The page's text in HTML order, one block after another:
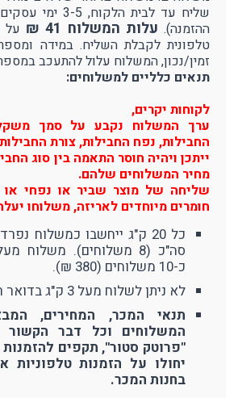
שליח עד לבית
ההזמנה). עלות המשלוח 41 ₪
על
טלפונית לקבלת השליח. במידה
זמין/נכון, המשלוח עלול להתעכב
תנאים כלליים למשלוחים:
לקוחות יקרים,
ערך המשלוח נקבע על סמך
החבילות, נפח החבילות, צורת
ייתכן ויהיה חוסר התאמה בין סוג
מחיר המשלוחים שלהם.
שליחה של מוצר שביר או נפחי או
חומרים מיוחדים לאריזה, משלוחו
כ-10 משלוחים (380 ₪).
לא ניתן לשלוח מעל 3 ק"ג בדואר רשום.
תנאי המכר, המחירים,
המשלוחים וכל דבר הקשור
"פרוטק סטור", תקפים
יחולו על הזמנות טלפוניות
בחנות המכר.